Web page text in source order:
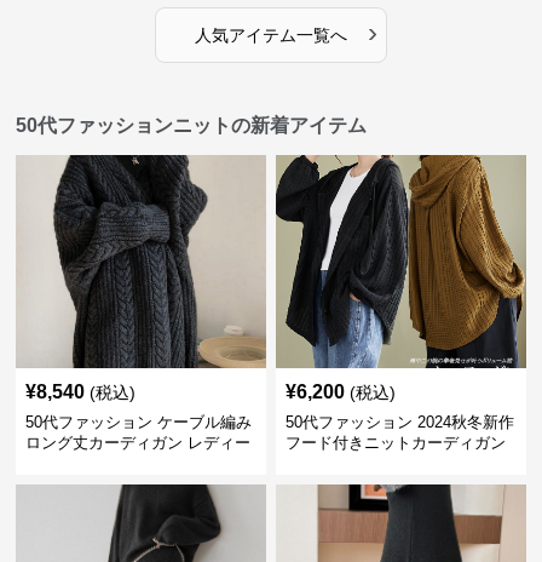
人気アイテム一覧へ ›
50代ファッションニットの新着アイテム
¥8,540 (税込)
50代ファッション ケーブル編み
ロング丈カーディガン レディー
¥6,200 (税込)
50代ファッション 2024秋冬新作
フード付きニットカーディガン